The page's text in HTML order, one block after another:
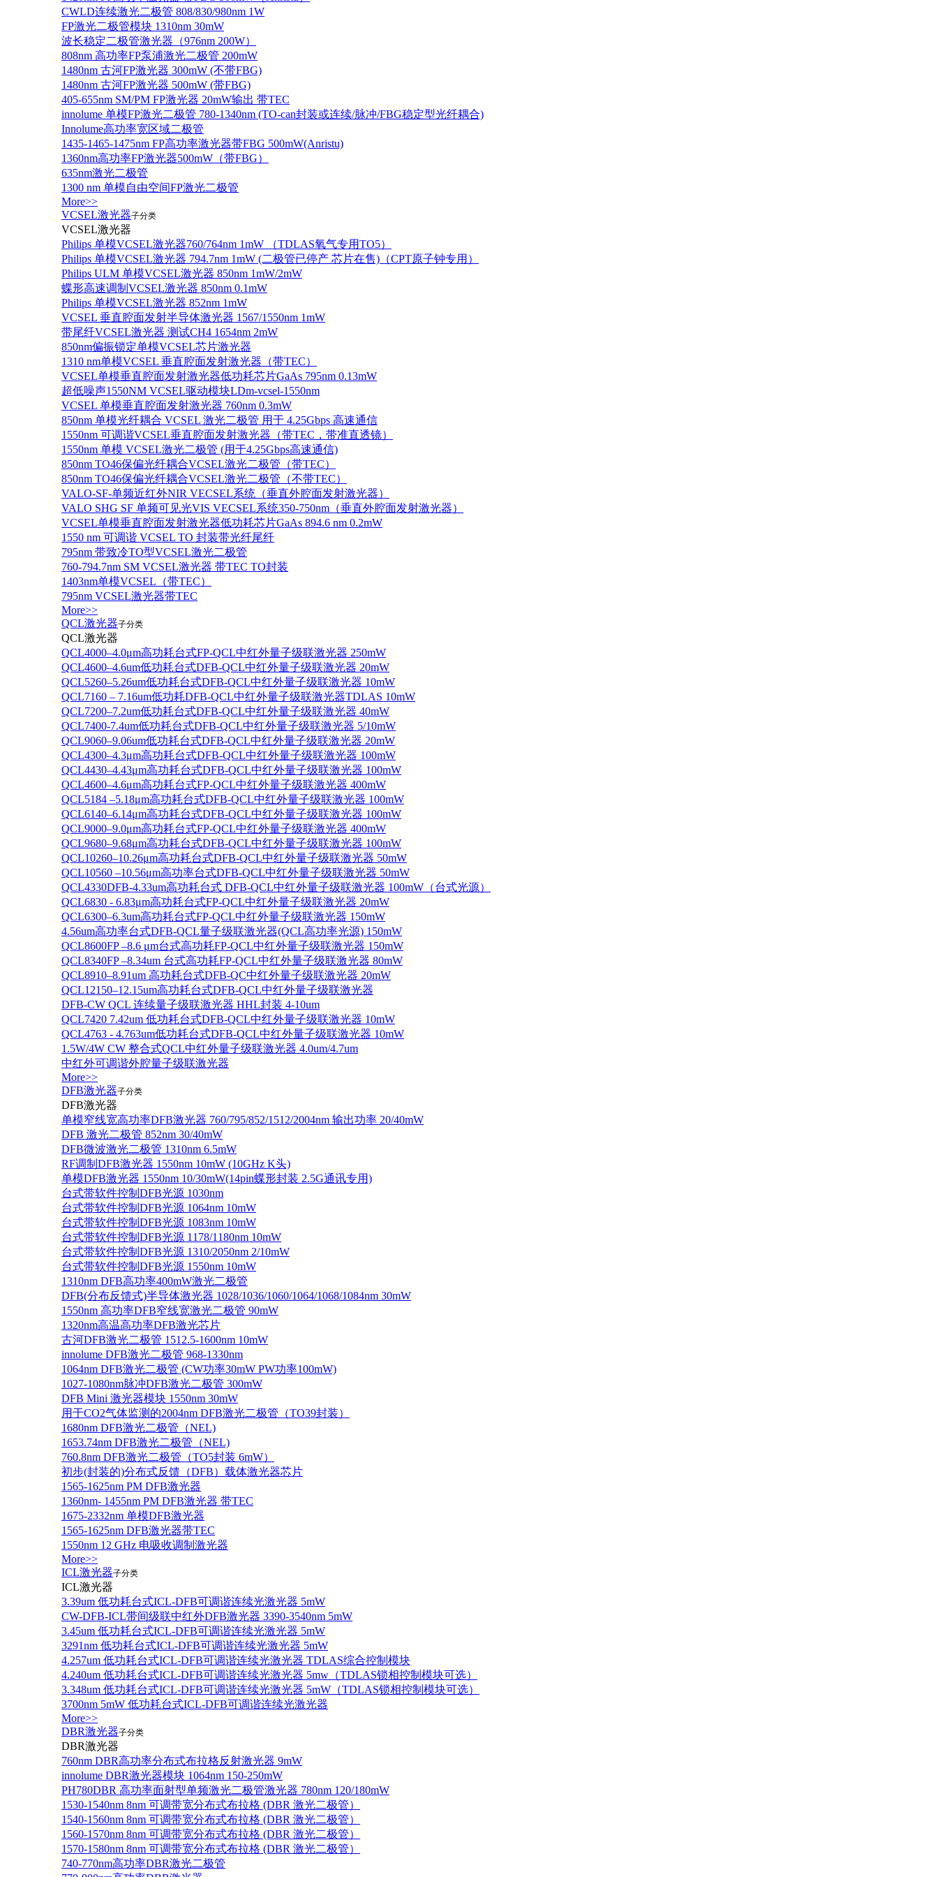
CWLD连续激光二极管 808/830/980nm 1W
FP激光二极管模块 1310nm 30mW
波长稳定二极管激光器（976nm 200W）
808nm 高功率FP泵浦激光二极管 200mW
1480nm 古河FP激光器 300mW (不带FBG)
1480nm 古河FP激光器 500mW (带FBG)
405-655nm SM/PM FP激光器 20mW输出 带TEC
innolume 单模FP激光二极管 780-1340nm (TO-can封装或连续/脉冲/FBG稳定型光纤耦合)
Innolume高功率宽区域二极管
1435-1465-1475nm FP高功率激光器带FBG 500mW(Anristu)
1360nm高功率FP激光器500mW（带FBG）
635nm激光二极管
1300 nm 单模自由空间FP激光二极管
More>>
VCSEL激光器子分类
VCSEL激光器
Philips 单模VCSEL激光器760/764nm 1mW （TDLAS氧气专用TO5）
Philips 单模VCSEL激光器 794.7nm 1mW (二极管已停产 芯片在售)（CPT原子钟专用）
Philips ULM 单模VCSEL激光器 850nm 1mW/2mW
蝶形高速调制VCSEL激光器 850nm 0.1mW
Philips 单模VCSEL激光器 852nm 1mW
VCSEL 垂直腔面发射半导体激光器 1567/1550nm 1mW
带尾纤VCSEL激光器 测试CH4 1654nm 2mW
850nm偏振锁定单模VCSEL芯片激光器
1310 nm单模VCSEL 垂直腔面发射激光器（带TEC）
VCSEL单模垂直腔面发射激光器低功耗芯片GaAs 795nm 0.13mW
超低噪声1550NM VCSEL驱动模块LDm-vcsel-1550nm
VCSEL 单模垂直腔面发射激光器 760nm 0.3mW
850nm 单模光纤耦合 VCSEL 激光二极管 用于 4.25Gbps 高速通信
1550nm 可调谐VCSEL垂直腔面发射激光器（带TEC，带准直透镜）
1550nm 单模 VCSEL激光二极管 (用于4.25Gbps高速通信)
850nm TO46保偏光纤耦合VCSEL激光二极管（带TEC）
850nm TO46保偏光纤耦合VCSEL激光二极管（不带TEC）
VALO-SF-单频近红外NIR VECSEL系统（垂直外腔面发射激光器）
VALO SHG SF 单频可见光VIS VECSEL系统350-750nm（垂直外腔面发射激光器）
VCSEL单模垂直腔面发射激光器低功耗芯片GaAs 894.6 nm 0.2mW
1550 nm 可调谐 VCSEL TO 封装带光纤尾纤
795nm 带致冷TO型VCSEL激光二极管
760-794.7nm SM VCSEL激光器 带TEC TO封装
1403nm单模VCSEL（带TEC）
795nm VCSEL激光器带TEC
More>>
QCL激光器子分类
QCL激光器
QCL4000–4.0μm高功耗台式FP-QCL中红外量子级联激光器 250mW
QCL4600–4.6um低功耗台式DFB-QCL中红外量子级联激光器 20mW
QCL5260–5.26um低功耗台式DFB-QCL中红外量子级联激光器 10mW
QCL7160 – 7.16um低功耗DFB-QCL中红外量子级联激光器TDLAS 10mW
QCL7200–7.2um低功耗台式DFB-QCL中红外量子级联激光器 40mW
QCL7400-7.4um低功耗台式DFB-QCL中红外量子级联激光器 5/10mW
QCL9060–9.06um低功耗台式DFB-QCL中红外量子级联激光器 20mW
QCL4300–4.3μm高功耗台式DFB-QCL中红外量子级联激光器 100mW
QCL4430–4.43μm高功耗台式DFB-QCL中红外量子级联激光器 100mW
QCL4600–4.6μm高功耗台式FP-QCL中红外量子级联激光器 400mW
QCL5184 –5.18μm高功耗台式DFB-QCL中红外量子级联激光器 100mW
QCL6140–6.14μm高功耗台式DFB-QCL中红外量子级联激光器 100mW
QCL9000–9.0μm高功耗台式FP-QCL中红外量子级联激光器 400mW
QCL9680–9.68μm高功耗台式DFB-QCL中红外量子级联激光器 100mW
QCL10260–10.26μm高功耗台式DFB-QCL中红外量子级联激光器 50mW
QCL10560 –10.56μm高功率台式DFB-QCL中红外量子级联激光器 50mW
QCL4330DFB-4.33um高功耗台式 DFB-QCL中红外量子级联激光器 100mW（台式光源）
QCL6830 - 6.83μm高功耗台式FP-QCL中红外量子级联激光器 20mW
QCL6300–6.3um高功耗台式FP-QCL中红外量子级联激光器 150mW
4.56um高功率台式DFB-QCL量子级联激光器(QCL高功率光源) 150mW
QCL8600FP –8.6 μm台式高功耗FP-QCL中红外量子级联激光器 150mW
QCL8340FP –8.34um 台式高功耗FP-QCL中红外量子级联激光器 80mW
QCL8910–8.91um 高功耗台式DFB-QC中红外量子级联激光器 20mW
QCL12150–12.15um高功耗台式DFB-QCL中红外量子级联激光器
DFB-CW QCL 连续量子级联激光器 HHL封装 4-10um
QCL7420 7.42um 低功耗台式DFB-QCL中红外量子级联激光器 10mW
QCL4763 - 4.763um低功耗台式DFB-QCL中红外量子级联激光器 10mW
1.5W/4W CW 整合式QCL中红外量子级联激光器 4.0um/4.7um
中红外可调谐外腔量子级联激光器
More>>
DFB激光器子分类
DFB激光器
单模窄线宽高功率DFB激光器 760/795/852/1512/2004nm 输出功率 20/40mW
DFB 激光二极管 852nm 30/40mW
DFB微波激光二极管 1310nm 6.5mW
RF调制DFB激光器 1550nm 10mW (10GHz K头)
单模DFB激光器 1550nm 10/30mW(14pin蝶形封装 2.5G通讯专用)
台式带软件控制DFB光源 1030nm
台式带软件控制DFB光源 1064nm 10mW
台式带软件控制DFB光源 1083nm 10mW
台式带软件控制DFB光源 1178/1180nm 10mW
台式带软件控制DFB光源 1310/2050nm 2/10mW
台式带软件控制DFB光源 1550nm 10mW
1310nm DFB高功率400mW激光二极管
DFB(分布反馈式)半导体激光器 1028/1036/1060/1064/1068/1084nm 30mW
1550nm 高功率DFB窄线宽激光二极管 90mW
1320nm高温高功率DFB激光芯片
古河DFB激光二极管 1512.5-1600nm 10mW
innolume DFB激光二极管 968-1330nm
1064nm DFB激光二极管 (CW功率30mW PW功率100mW)
1027-1080nm脉冲DFB激光二极管 300mW
DFB Mini 激光器模块 1550nm 30mW
用于CO2气体监测的2004nm DFB激光二极管（TO39封装）
1680nm DFB激光二极管（NEL)
1653.74nm DFB激光二极管（NEL)
760.8nm DFB激光二极管（TO5封装 6mW）
初步(封装的)分布式反馈（DFB）载体激光器芯片
1565-1625nm PM DFB激光器
1360nm- 1455nm PM DFB激光器 带TEC
1675-2332nm 单模DFB激光器
1565-1625nm DFB激光器带TEC
1550nm 12 GHz 电吸收调制激光器
More>>
ICL激光器子分类
ICL激光器
3.39um 低功耗台式ICL-DFB可调谐连续光激光器 5mW
CW-DFB-ICL带间级联中红外DFB激光器 3390-3540nm 5mW
3.45um 低功耗台式ICL-DFB可调谐连续光激光器 5mW
3291nm 低功耗台式ICL-DFB可调谐连续光激光器 5mW
4.257um 低功耗台式ICL-DFB可调谐连续光激光器 TDLAS综合控制模块
4.240um 低功耗台式ICL-DFB可调谐连续光激光器 5mw（TDLAS锁相控制模块可选）
3.348um 低功耗台式ICL-DFB可调谐连续光激光器 5mW（TDLAS锁相控制模块可选）
3700nm 5mW 低功耗台式ICL-DFB可调谐连续光激光器
More>>
DBR激光器子分类
DBR激光器
760nm DBR高功率分布式布拉格反射激光器 9mW
innolume DBR激光器模块 1064nm 150-250mW
PH780DBR 高功率面射型单频激光二极管激光器 780nm 120/180mW
1530-1540nm 8nm 可调带宽分布式布拉格 (DBR 激光二极管）
1540-1560nm 8nm 可调带宽分布式布拉格 (DBR 激光二极管）
1560-1570nm 8nm 可调带宽分布式布拉格 (DBR 激光二极管）
1570-1580nm 8nm 可调带宽分布式布拉格 (DBR 激光二极管）
740-770nm高功率DBR激光二极管